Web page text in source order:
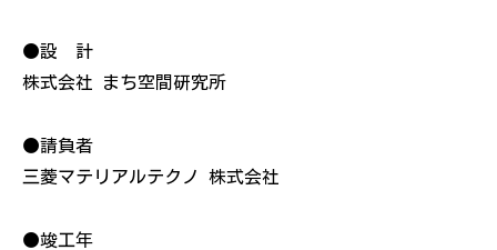
●設 計
株式会社 まち空間研究所
●請負者
三菱マテリアルテクノ 株式会社
●竣工年